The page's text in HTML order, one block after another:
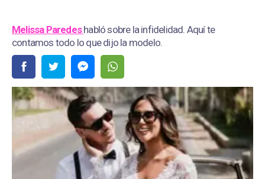
Melissa Paredeshabló sobre la infidelidad. Aquí te
contamos todo lo que dijo la modelo.